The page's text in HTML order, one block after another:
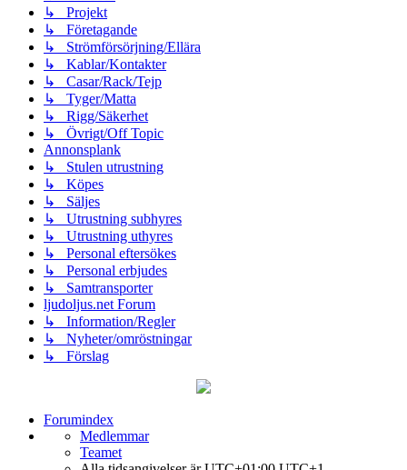
↳ Projekt
↳ Företagande
↳ Strömförsörjning/Ellära
↳ Kablar/Kontakter
↳ Casar/Rack/Tejp
↳ Tyger/Matta
↳ Rigg/Säkerhet
↳ Övrigt/Off Topic
Annonsplank
↳ Stulen utrustning
↳ Köpes
↳ Säljes
↳ Utrustning subhyres
↳ Utrustning uthyres
↳ Personal eftersökes
↳ Personal erbjudes
↳ Samtransporter
ljudoljus.net Forum
↳ Information/Regler
↳ Nyheter/omröstningar
↳ Förslag
Forumindex
Medlemmar
Teamet